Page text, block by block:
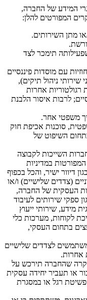
המידע של החברה,
המפורטים להלן:
מתן השירותים.
תימכר לצד
עם מוסדות פיננסיים
שירותי ניהול תיקים),
רגולטוריות אחרות
לרבות איסור הלבנת
משפטי אחר.
סוכנות אכיפת חוק
השיפוט של
השייכות לקבוצה
במדיניות
דיוור ישיר, והכל בכפוף
(צדדים שלישיים) ו/או
העסקית של החברה,
ספקי שירותים לעיבוד
מידע, שירותי ייעוץ
לקוחות, מערכות כלי
בתחום העסקי,
לצדדים שלישיים
אחרות.
שהחברה תירכש על
או תעביר יחידה עסקית
רגל או במסגרת